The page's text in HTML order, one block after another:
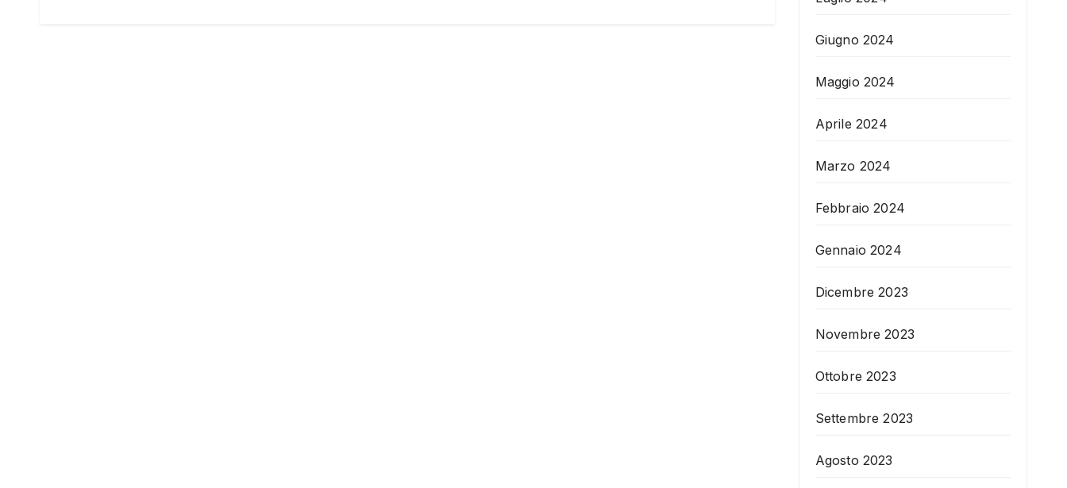
Giugno 2024
Maggio 2024
Aprile 2024
Marzo 2024
Febbraio 2024
Gennaio 2024
Dicembre 2023
Novembre 2023
Ottobre 2023
Settembre 2023
Agosto 2023